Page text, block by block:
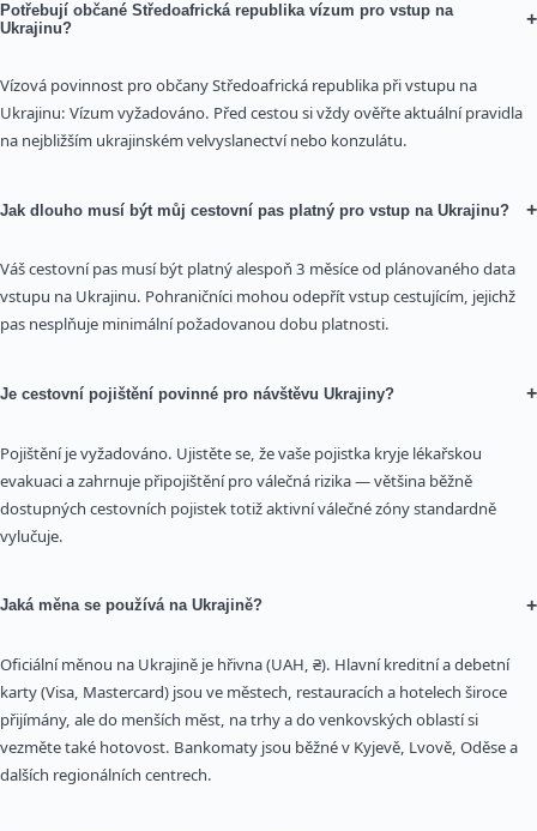
Potřebují občané Středoafrická republika vízum pro vstup na
Ukrajinu?
+
Vízová povinnost pro občany Středoafrická republika při vstupu na
Ukrajinu: Vízum vyžadováno. Před cestou si vždy ověřte aktuální pravidla
na nejbližším ukrajinském velvyslanectví nebo konzulátu.
Jak dlouho musí být můj cestovní pas platný pro vstup na Ukrajinu? +
Váš cestovní pas musí být platný alespoň 3 měsíce od plánovaného data
vstupu na Ukrajinu. Pohraničníci mohou odepřít vstup cestujícím, jejichž
pas nesplňuje minimální požadovanou dobu platnosti.
Je cestovní pojištění povinné pro návštěvu Ukrajiny? +
Pojištění je vyžadováno. Ujistěte se, že vaše pojistka kryje lékařskou
evakuaci a zahrnuje připojištění pro válečná rizika — většina běžně
dostupných cestovních pojistek totiž aktivní válečné zóny standardně
vylučuje.
Jaká měna se používá na Ukrajině? +
Oficiální měnou na Ukrajině je hřivna (UAH, ₴). Hlavní kreditní a debetní
karty (Visa, Mastercard) jsou ve městech, restauracích a hotelech široce
přijímány, ale do menších měst, na trhy a do venkovských oblastí si
vezměte také hotovost. Bankomaty jsou běžné v Kyjevě, Lvově, Oděse a
dalších regionálních centrech.